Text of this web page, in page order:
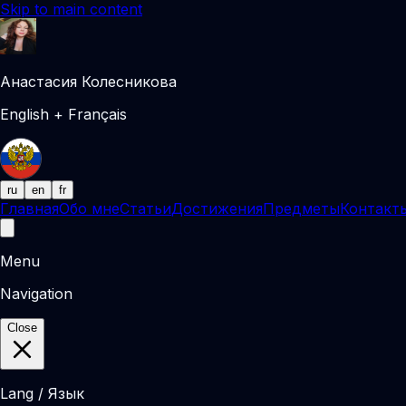
Skip to main content
Анастасия Колесникова
English + Français
ru en fr
ГлавнаяОбо мнеСтатьиДостиженияПредметы
Menu
Navigation
Close
Lang / Язык